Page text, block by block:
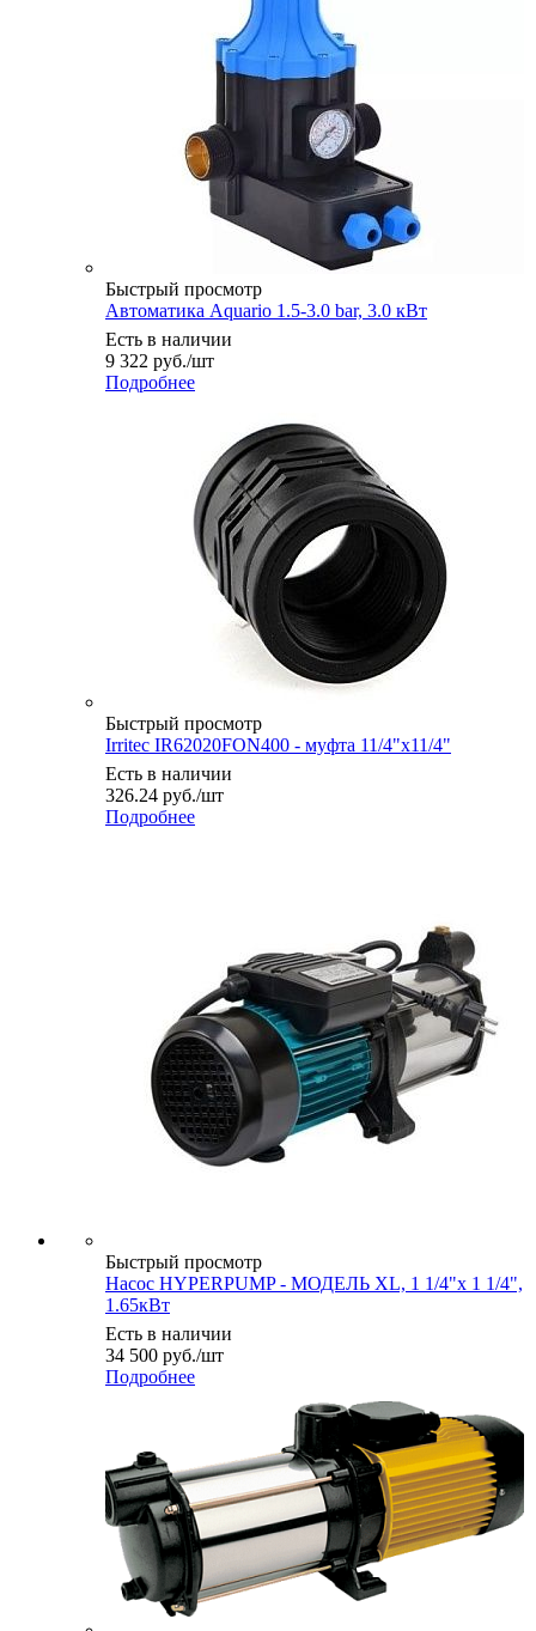
Быстрый просмотр
Автоматика Aquario 1.5-3.0 bar, 3.0 кВт
Есть в наличии
9 322 руб./шт
Подробнее
Быстрый просмотр
Irritec IR62020FON400 - муфта 11/4"х11/4"
Есть в наличии
326.24 руб./шт
Подробнее
Быстрый просмотр
Насос HYPERPUMP - МОДЕЛЬ XL, 1 1/4"х 1 1/4",
1.65кВт
Есть в наличии
34 500 руб./шт
Подробнее